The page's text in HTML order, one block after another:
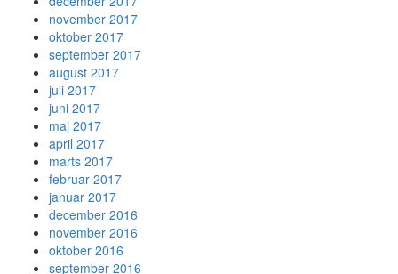
november 2017
oktober 2017
september 2017
august 2017
juli 2017
juni 2017
maj 2017
april 2017
marts 2017
februar 2017
januar 2017
december 2016
november 2016
oktober 2016
september 2016